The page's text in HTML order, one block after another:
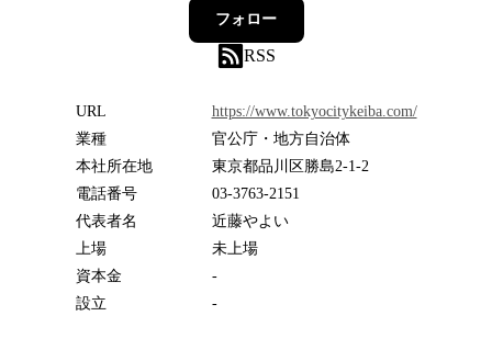
フォロー
RSS
URL
https://www.tokyocitykeiba.com/
業種
官公庁・地方自治体
本社所在地
東京都品川区勝島2-1-2
電話番号
03-3763-2151
代表者名
近藤やよい
上場
未上場
資本金
-
設立
-